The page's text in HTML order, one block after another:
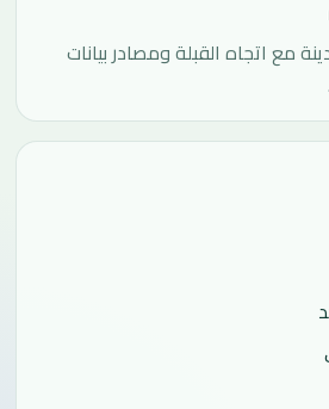
مع اتجاه القبلة ومصادر بيانات